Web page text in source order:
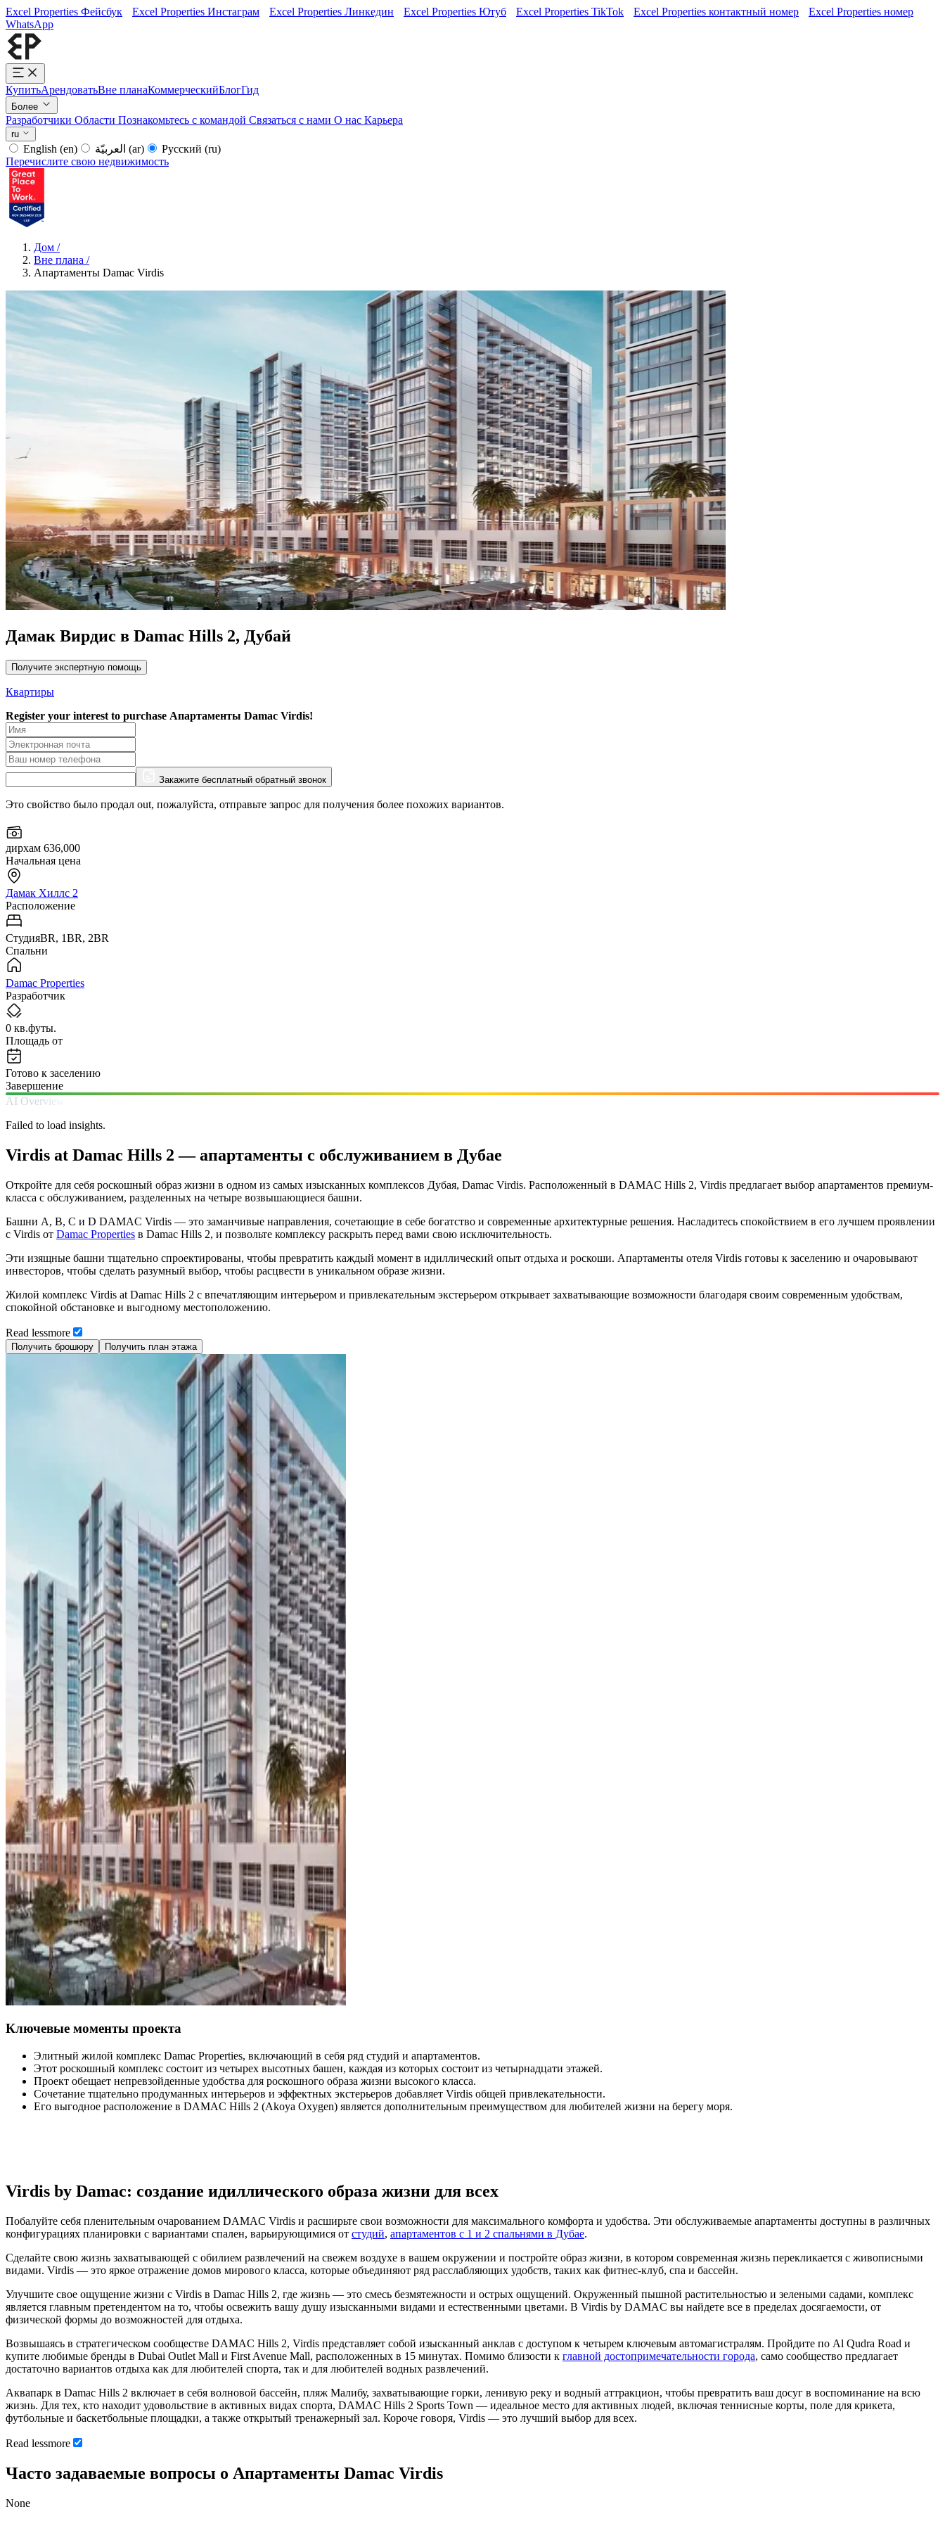
Excel Properties Фейсбук Excel Properties Инстаграм Excel Properties Линкедин Excel Properties Ютуб Excel Properties TikTok Excel Properties контактный номер
Excel Properties номер
WhatsApp
КупитьАрендоватьВне планаКоммерческийБлогГид
Более
Разработчики Области Познакомьтесь с командой Связаться с нами О нас Карьера
ru
English (en) (ar) Русский (ru)
Перечислите свою недвижимость
Дом /
Вне плана /
Апартаменты Damac Virdis
Дамак Вирдис в Damac Hills 2, Дубай
Получите экспертную помощь
Квартиры
Register your interest to purchase Апартаменты Damac Virdis!
Закажите бесплатный обратный звонок
Это свойство было продал out, пожалуйста, отправьте запрос для получения более похожих вариантов.
дирхам 636,000
Начальная цена
Дамак Хиллс 2
Расположение
СтудияBR, 1BR, 2BR
Спальни
Damac Properties
Разработчик
0 кв.футы.
Площадь от
Готово к заселению
Завершение
AI Overview
Failed to load insights.
Virdis at Damac Hills 2 — апартаменты с обслуживанием в Дубае
Откройте для себя роскошный образ жизни в одном из самых изысканных комплексов Дубая, Damac Virdis. Расположенный в DAMAC Hills 2, Virdis предлагает выбор апартаментов премиум-
класса с обслуживанием, разделенных на четыре возвышающиеся башни.
Башни A, B, C и D DAMAC Virdis — это заманчивые направления, сочетающие в себе богатство и современные архитектурные решения. Насладитесь спокойствием в его лучшем проявлении
с Virdis от Damac Properties в Damac Hills 2, и позвольте комплексу раскрыть перед вами свою исключительность.
Эти изящные башни тщательно спроектированы, чтобы превратить каждый момент в идиллический опыт отдыха и роскоши. Апартаменты отеля Virdis готовы к заселению и очаровывают
инвесторов, чтобы сделать разумный выбор, чтобы расцвести в уникальном образе жизни.
Жилой комплекс Virdis at Damac Hills 2 с впечатляющим интерьером и привлекательным экстерьером открывает захватывающие возможности благодаря своим современным удобствам,
спокойной обстановке и выгодному местоположению.
Read lessmore
Получить брошюру Получить план этажа
Ключевые моменты проекта
Элитный жилой комплекс Damac Properties, включающий в себя ряд студий и апартаментов.
Этот роскошный комплекс состоит из четырех высотных башен, каждая из которых состоит из четырнадцати этажей.
Проект обещает непревзойденные удобства для роскошного образа жизни высокого класса.
Сочетание тщательно продуманных интерьеров и эффектных экстерьеров добавляет Virdis общей привлекательности.
Его выгодное расположение в DAMAC Hills 2 (Akoya Oxygen) является дополнительным преимуществом для любителей жизни на берегу моря.
Virdis by Damac: создание идиллического образа жизни для всех
Побалуйте себя пленительным очарованием DAMAC Virdis и расширьте свои возможности для максимального комфорта и удобства. Эти обслуживаемые апартаменты доступны в различных
конфигурациях планировки с вариантами спален, варьирующимися от студий, апартаментов с 1 и 2 спальнями в Дубае.
Сделайте свою жизнь захватывающей с обилием развлечений на свежем воздухе в вашем окружении и постройте образ жизни, в котором современная жизнь перекликается с живописными
видами. Virdis — это яркое отражение домов мирового класса, которые объединяют ряд расслабляющих удобств, таких как фитнес-клуб, спа и бассейн.
Улучшите свое ощущение жизни с Virdis в Damac Hills 2, где жизнь — это смесь безмятежности и острых ощущений. Окруженный пышной растительностью и зелеными садами, комплекс
является главным претендентом на то, чтобы освежить вашу душу изысканными видами и естественными цветами. В Virdis by DAMAC вы найдете все в пределах досягаемости, от
физической формы до возможностей для отдыха.
Возвышаясь в стратегическом сообществе DAMAC Hills 2, Virdis представляет собой изысканный анклав с доступом к четырем ключевым автомагистралям. Пройдите по Al Qudra Road и
купите любимые бренды в Dubai Outlet Mall и First Avenue Mall, расположенных в 15 минутах. Помимо близости к главной достопримечательности города, само сообщество предлагает
достаточно вариантов отдыха как для любителей спорта, так и для любителей водных развлечений.
Аквапарк в Damac Hills 2 включает в себя волновой бассейн, пляж Малибу, захватывающие горки, ленивую реку и водный аттракцион, чтобы превратить ваш досуг в воспоминание на всю
жизнь. Для тех, кто находит удовольствие в активных видах спорта, DAMAC Hills 2 Sports Town — идеальное место для активных людей, включая теннисные корты, поле для крикета,
футбольные и баскетбольные площадки, а также открытый тренажерный зал. Короче говоря, Virdis — это лучший выбор для всех.
Read lessmore
Часто задаваемые вопросы о Апартаменты Damac Virdis
None